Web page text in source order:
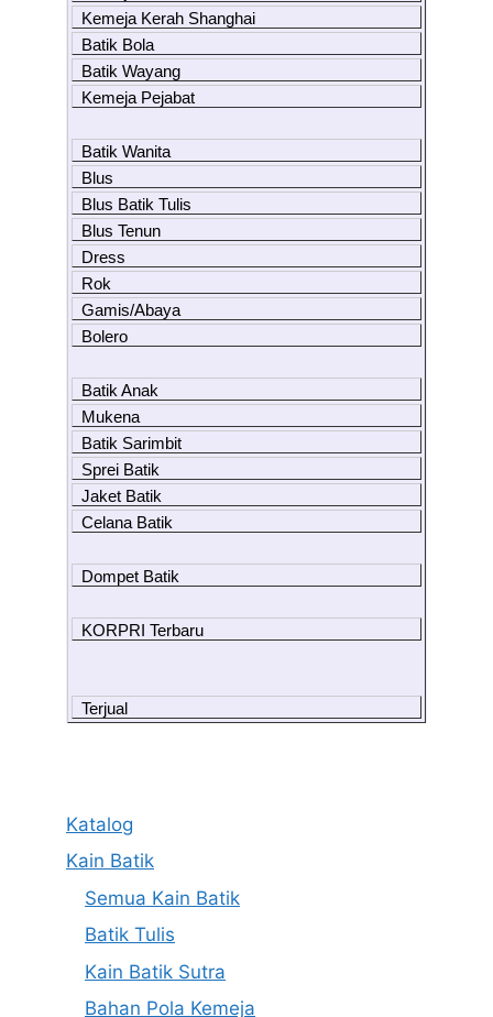
Kemeja Kerah Shanghai
Batik Bola
Batik Wayang
Kemeja Pejabat
Batik Wanita
Blus
Blus Batik Tulis
Blus Tenun
Dress
Rok
Gamis/Abaya
Bolero
Batik Anak
Mukena
Batik Sarimbit
Sprei Batik
Jaket Batik
Celana Batik
Dompet Batik
KORPRI Terbaru
Terjual
Katalog
Kain Batik
Semua Kain Batik
Batik Tulis
Kain Batik Sutra
Bahan Pola Kemeja